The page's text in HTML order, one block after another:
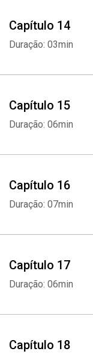
Capítulo 14
Duração: 03min
Capítulo 15
Duração: 06min
Capítulo 16
Duração: 07min
Capítulo 17
Duração: 06min
Capítulo 18